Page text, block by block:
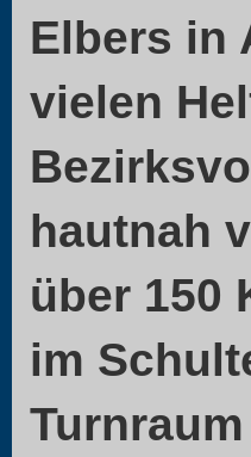
Elbers in
vielen
hautnah
über 150
im